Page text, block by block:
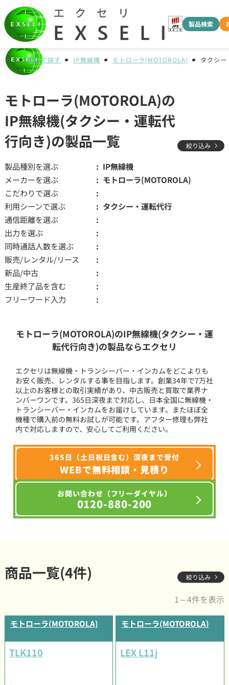
製品検索
種別で探す IP無線機 モトローラ(MOTOROLA) タクシ
モトローラ(MOTOROLA)の
IP無線機(タクシー・運転代
行向き)の製品一覧
絞り込み
製品種別を選ぶ
IP無線機
メーカーを選ぶ
モトローラ(MOTOROLA)
こだわりで選ぶ
利用シーンで選ぶ
タクシー・運転代行
通信距離を選ぶ
出力を選ぶ
同時通話人数を選ぶ
販売/レンタル/リース
新品/中古
生産終了品を含む
フリーワード入力
モトローラ(MOTOROLA)のIP無線機(タクシー・運
転代行向き)の製品ならエクセリ
エクセリは無線機・トランシーバー・インカムをどこよりも
お安く販売、レンタルする事を目指します。創業34年で7万社
以上のお客様との取引実績があり、中古販売と買取で業界ナ
ンバーワンです。365日深夜まで対応し、日本全国に無線機・
トランシーバー・インカムをお届けしています。またほぼ全
機種で購入前の無料お試しが可能です。アフター修理も弊社
内で対応しますので、安心してご利用ください。
365日（土日祝日含む）深夜まで受付
WEBで無料相談・見積り
お問い合わせ（フリーダイヤル）
0120-880-200
商品一覧(4件) 絞り込み
1～4件を表示
モトローラ(MOTOROLA)
TLK110
モトローラ(MOTOROLA)
LEX L11j